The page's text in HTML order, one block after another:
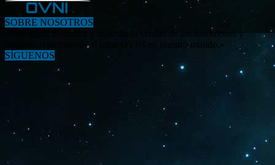
SOBRE NOSOTROS
«Investigar, descubrir y difundir la verdad de los fenómenos y
enigmas relacionados al tema OVNI en nuestro mundo.»
SÍGUENOS